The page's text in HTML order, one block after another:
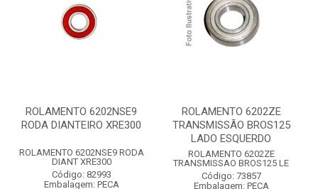
ROLAMENTO 6202NSE9
RODA DIANTEIRO XRE300
ROLAMENTO 6202NSE9 RODA
DIANT XRE300
Código: 82993
Embalagem: PECA
ROLAMENTO 6202ZE
TRANSMISSÃO BROS125
LADO ESQUERDO
ROLAMENTO 6202ZE
TRANSMISSAO BROS125 LE
Código: 73857
Embalagem: PECA